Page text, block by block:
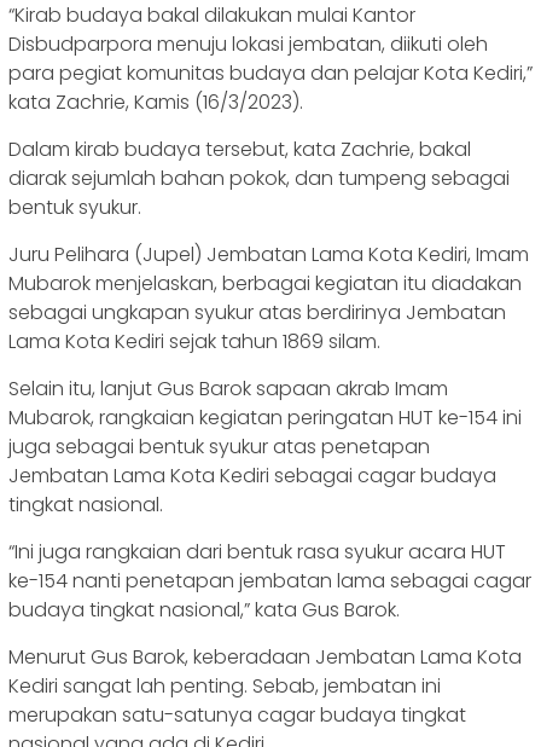
“Kirab budaya bakal dilakukan mulai Kantor
Disbudparpora menuju lokasi jembatan, diikuti oleh
para pegiat komunitas budaya dan pelajar Kota Kediri,”
kata Zachrie, Kamis (16/3/2023).
Dalam kirab budaya tersebut, kata Zachrie, bakal
diarak sejumlah bahan pokok, dan tumpeng sebagai
bentuk syukur.
Juru Pelihara (Jupel) Jembatan Lama Kota Kediri, Imam
Mubarok menjelaskan, berbagai kegiatan itu diadakan
sebagai ungkapan syukur atas berdirinya Jembatan
Lama Kota Kediri sejak tahun 1869 silam.
Selain itu, lanjut Gus Barok sapaan akrab Imam
Mubarok, rangkaian kegiatan peringatan HUT ke-154 ini
juga sebagai bentuk syukur atas penetapan
Jembatan Lama Kota Kediri sebagai cagar budaya
tingkat nasional.
“Ini juga rangkaian dari bentuk rasa syukur acara HUT
ke-154 nanti penetapan jembatan lama sebagai cagar
budaya tingkat nasional,” kata Gus Barok.
Menurut Gus Barok, keberadaan Jembatan Lama Kota
Kediri sangat lah penting. Sebab, jembatan ini
merupakan satu-satunya cagar budaya tingkat